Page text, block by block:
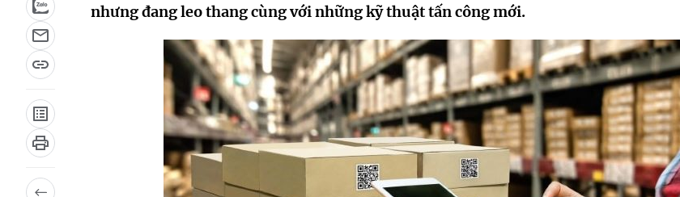
nhưng đang leo thang cùng với những kỹ thuật tấn công mới.